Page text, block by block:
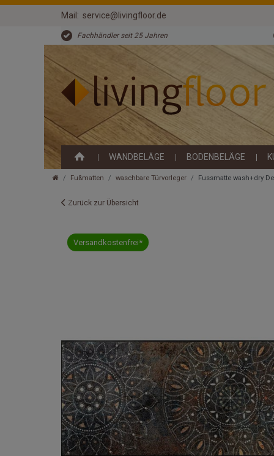
Mail: service@livingfloor.de
Fachhändler seit 25 Jahren
WANDBELÄGE BODENBELÄGE
Fußmatten waschbare Türvorleger Fussmatte wash+dry
Zurück zur Übersicht
Versandkostenfrei*